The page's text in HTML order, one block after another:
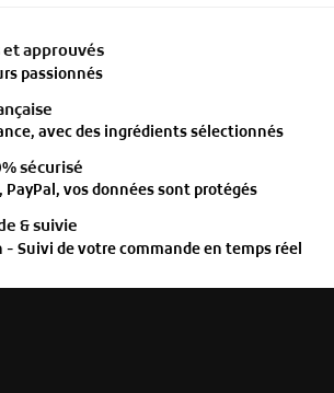
approuvés
passionnés
avec des ingrédients sélectionnés
sécurisé
PayPal, vos données sont protégés
& suivie
- Suivi de votre commande en temps réel